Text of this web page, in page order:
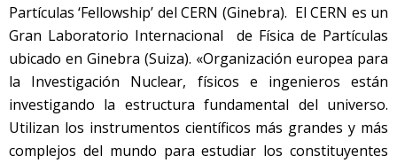
Partículas ‘Fellowship’ del CERN (Ginebra). El CERN es un
Gran Laboratorio Internacional de Física de Partículas
ubicado en Ginebra (Suiza). «Organización europea para
la Investigación Nuclear, físicos e ingenieros están
investigando la estructura fundamental del universo.
Utilizan los instrumentos científicos más grandes y más
complejos del mundo para estudiar los constituyentes